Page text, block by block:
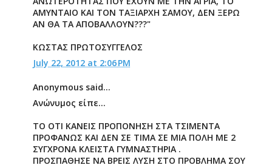
ΑΜΥΝΤΑΙΟ ΚΑΙ ΤΟΝ ΤΑΞΙΑΡΧΗ ΣΑΜΟΥ, ΔΕΝ ΞΕΡΩ
ΑΝ ΘΑ ΤΑ ΑΠΟΒΑΛΛΟΥΝ???"
ΚΩΣΤΑΣ ΠΡΩΤΟΣΥΓΓΕΛΟΣ
July 22, 2012 at 2:06 PM
Anonymous said...
Ανώνυμος είπε...
ΤΟ ΟΤΙ ΚΑΝΕΙΣ ΠΡΟΠΟΝΗΣΗ ΣΤΑ ΤΣΙΜΕΝΤΑ
ΠΡΟΦΑΝΩΣ ΚΑΙ ΔΕΝ ΣΕ ΤΙΜΑ ΣΕ ΜΙΑ ΠΟΛΗ ΜΕ 2
ΣΥΓΧΡΟΝΑ ΚΛΕΙΣΤΑ ΓΥΜΝΑΣΤΗΡΙΑ .
ΠΡΟΣΠΑΘΗΣΕ ΝΑ ΒΡΕΙΣ ΛΥΣΗ ΣΤΟ ΠΡΟΒΛΗΜΑ ΣΟΥ